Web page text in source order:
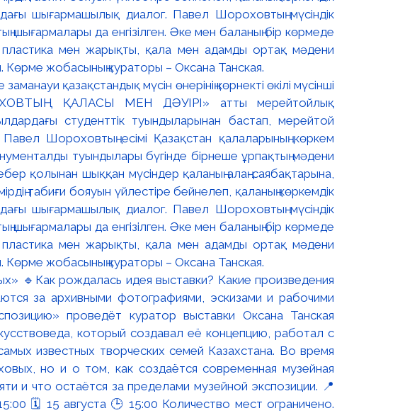
қазақстандық мүсін өнерінің көрнекті өкілі мүсінші
ҚАЛАСЫ МЕН ДӘУІРІ» атты мерейтойлық
студенттік туындыларынан бастап, мерейтой
Шороховтың есімі Қазақстан қалаларының көркем
туындылары бүгінде бірнеше ұрпақтың мәдени
қолынан шыққан мүсіндер қаланың алаң-саябақтарына,
табиғи бояуын үйлестіре бейнелеп, қаланың көркемдік
шығармашылық диалог. Павел Шороховтың мүсіндік
да енгізілген. Әке мен баланың бір көрмеде
пластика мен жарықты, қала мен адамды ортақ мәдени
Көрме жобасының кураторы – Оксана Танская.